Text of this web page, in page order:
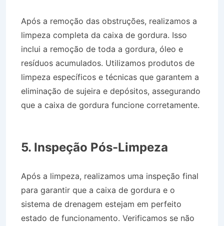
Após a remoção das obstruções, realizamos a
limpeza completa da caixa de gordura. Isso
inclui a remoção de toda a gordura, óleo e
resíduos acumulados. Utilizamos produtos de
limpeza específicos e técnicas que garantem a
eliminação de sujeira e depósitos, assegurando
que a caixa de gordura funcione corretamente.
5. Inspeção Pós-Limpeza
Após a limpeza, realizamos uma inspeção final
para garantir que a caixa de gordura e o
sistema de drenagem estejam em perfeito
estado de funcionamento. Verificamos se não